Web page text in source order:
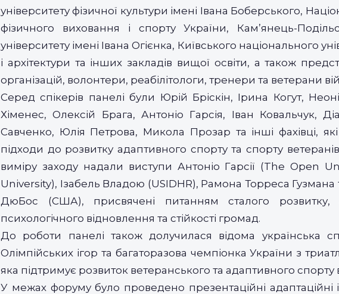
університету фізичної культури імені Івана Боберського,
фізичного виховання і спорту України, Кам’янець-
університету імені Івана Огієнка, Київського національного
і архітектури та інших закладів вищої освіти, а також
організацій, волонтери, реабілітологи, тренери та ветерани
Серед спікерів панелі були Юрій Бріскін, Ірина Когут,
Хіменес, Олексій Брага, Антоніо Гарсія, Іван Ковальчук,
Савченко, Юлія Петрова, Микола Прозар та інші фахівці,
підходи до розвитку адаптивного спорту та спорту
виміру заходу надали виступи Антоніо Гарсії (The Open
University), Ізабель Владою (USIDHR), Рамона Торреса
ДюБос (США), присвячені питанням сталого розвитку,
психологічного відновлення та стійкості громад.
До роботи панелі також долучилася відома українська
Олімпійських ігор та багаторазова чемпіонка України з
яка підтримує розвиток ветеранського та адаптивного спорту
У межах форуму було проведено презентаційні адаптаційні